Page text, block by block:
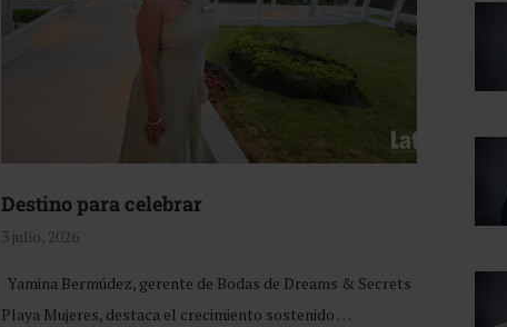
Destino para celebrar
3 julio, 2026
Yamina Bermúdez, gerente de Bodas de Dreams & Secrets
Playa Mujeres, destaca el crecimiento sostenido …